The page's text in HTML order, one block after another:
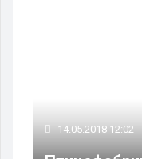
14.05.2018 12:02